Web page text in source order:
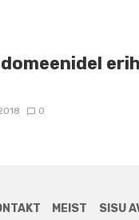
0
MEIST SISU